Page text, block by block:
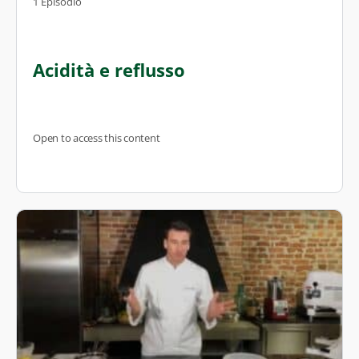
Acidità e reflusso
Open to access this content